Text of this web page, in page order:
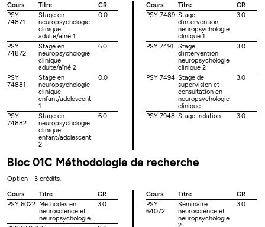
Cours
Titre
CR
PSY
74871
Stage en
neuropsychologie
clinique
adulte/aîné 1
0.0
PSY
74872
Stage en
neuropsychologie
clinique
adulte/aîné 2
6.0
PSY
74881
Stage en
neuropsychologie
clinique
enfant/adolescent
1
0.0
PSY
74882
Stage en
neuropsychologie
clinique
enfant/adolescent
2
6.0
Cours Titre
CR
PSY 7489 Stage
d’intervention
neuropsychologie
clinique 1
3.0
PSY 7491
Stage
d’intervention
neuropsychologie
clinique 2
3.0
PSY 7494 Stage de
supervision et
consultation en
neuropsychologie
clinique
3.0
PSY 7948 Stage: relation 3.0
Bloc 01C Méthodologie de recherche
Option - 3 crédits.
Cours
Titre
CR
PSY 6022 Méthodes en
neuroscience et
neuropsychologie
3.0
Cours Titre
CR
PSY
64072
Séminaire :
neuroscience et
neuropsychologie
2
3.0